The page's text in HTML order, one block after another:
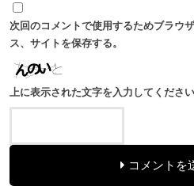
次回のコメントで使用するためブラウ
ス、サイトを保存する。
上に表示された文字を入力してください
コメントを